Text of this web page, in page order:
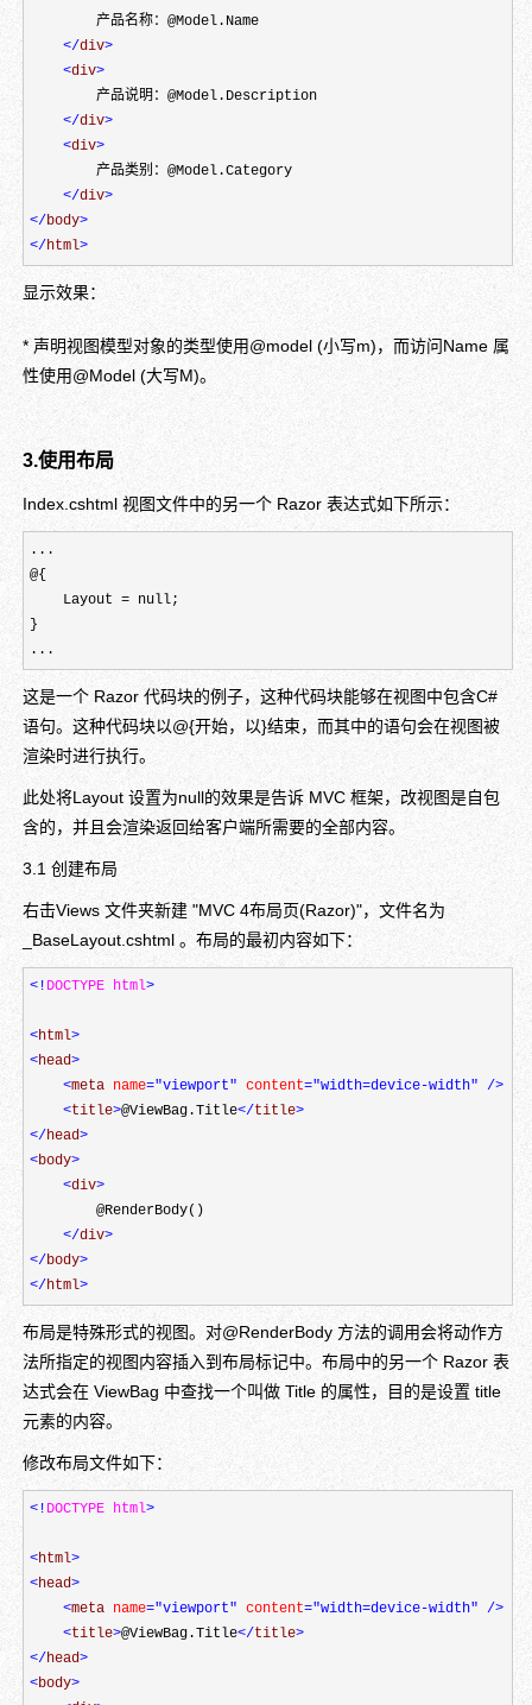
        产品名称：@Model.Name
</div>
<div>
        产品说明：@Model.Description
</div>
<div>
        产品类别：@Model.Category
</div>
</body>
</html>
显示效果：
* 声明视图模型对象的类型使用@model (小写m)，而访问Name 属
性使用@Model (大写M)。
3.使用布局
Index.cshtml 视图文件中的另一个 Razor 表达式如下所示：
...
@{
    Layout = null;
}
...
这是一个 Razor 代码块的例子，这种代码块能够在视图中包含C#
语句。这种代码块以@{开始，以}结束，而其中的语句会在视图被
渲染时进行执行。
此处将Layout 设置为null的效果是告诉 MVC 框架，改视图是自包
含的，并且会渲染返回给客户端所需要的全部内容。
3.1 创建布局
右击Views 文件夹新建 "MVC 4布局页(Razor)"，文件名为
_BaseLayout.cshtml 。布局的最初内容如下：
<! DOCTYPE html>
<html>
<head>
<meta name="viewport" content="width=device-width" />
<title>@ViewBag.Title</title>
</head>
<body>
<div>
        @RenderBody()
</div>
</body>
</html>
布局是特殊形式的视图。对@RenderBody 方法的调用会将动作方
法所指定的视图内容插入到布局标记中。布局中的另一个 Razor 表
达式会在 ViewBag 中查找一个叫做 Title 的属性，目的是设置 title
元素的内容。
修改布局文件如下：
<! DOCTYPE html>
<html>
<head>
<meta name="viewport" content="width=device-width" />
<title>@ViewBag.Title</title>
</head>
<body>